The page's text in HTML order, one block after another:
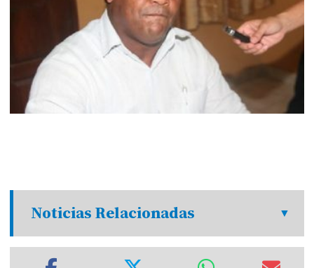
Noticias Relacionadas